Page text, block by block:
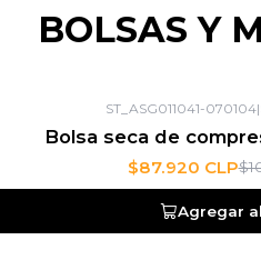
BOLSAS Y
ST_ASG011041-070104|
Bolsa seca de
$87.920 CLP
Agregar